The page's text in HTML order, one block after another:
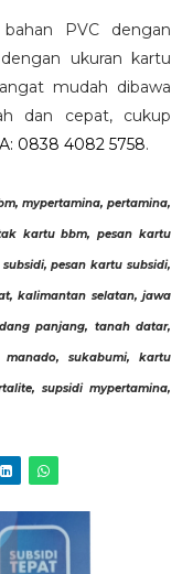
PVC dengan
ukuran kartu
mudah dibawa
dan cepat, cukup
0838 4082 5758.
mypertamina, pertamina,
kartu bbm, pesan kartu
pesan kartu subsidi,
kalimantan selatan, jawa
panjang, tanah datar,
manado, sukabumi, kartu
supsidi mypertamina,